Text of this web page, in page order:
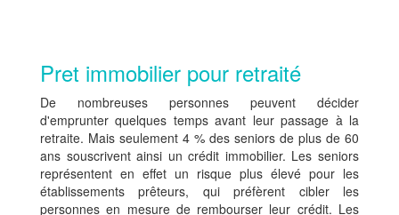
Pret immobilier pour retraité
De nombreuses personnes peuvent décider
d'emprunter quelques temps avant leur passage à la
retraite. Mais seulement 4 % des seniors de plus de 60
ans souscrivent ainsi un crédit immobilier. Les seniors
représentent en effet un risque plus élevé pour les
établissements prêteurs, qui préfèrent cibler les
personnes en mesure de rembourser leur crédit. Les